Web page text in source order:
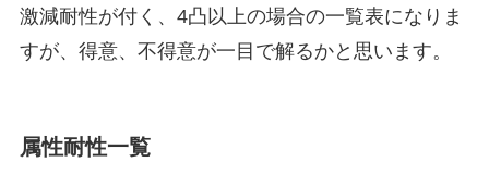
激減耐性が付く、4凸以上の場合の一覧表になりま
すが、得意、不得意が一目で解るかと思います。
属性耐性一覧